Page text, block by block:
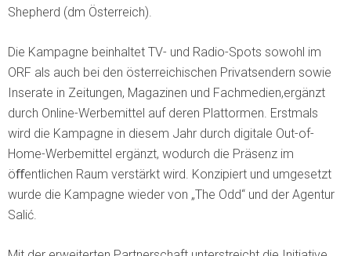
Shepherd (dm Österreich).
Die Kampagne beinhaltet TV- und Radio-Spots sowohl im
ORF als auch bei den österreichischen Privatsendern sowie
Inserate in Zeitungen, Magazinen und Fachmedien,ergänzt
durch Online-Werbemittel auf deren Plattormen. Erstmals
wird die Kampagne in diesem Jahr durch digitale Out-of-
Home-Werbemittel ergänzt, wodurch die Präsenz im
öﬀentlichen Raum verstärkt wird. Konzipiert und umgesetzt
wurde die Kampagne wieder von „The Odd“ und der Agentur
Salić.